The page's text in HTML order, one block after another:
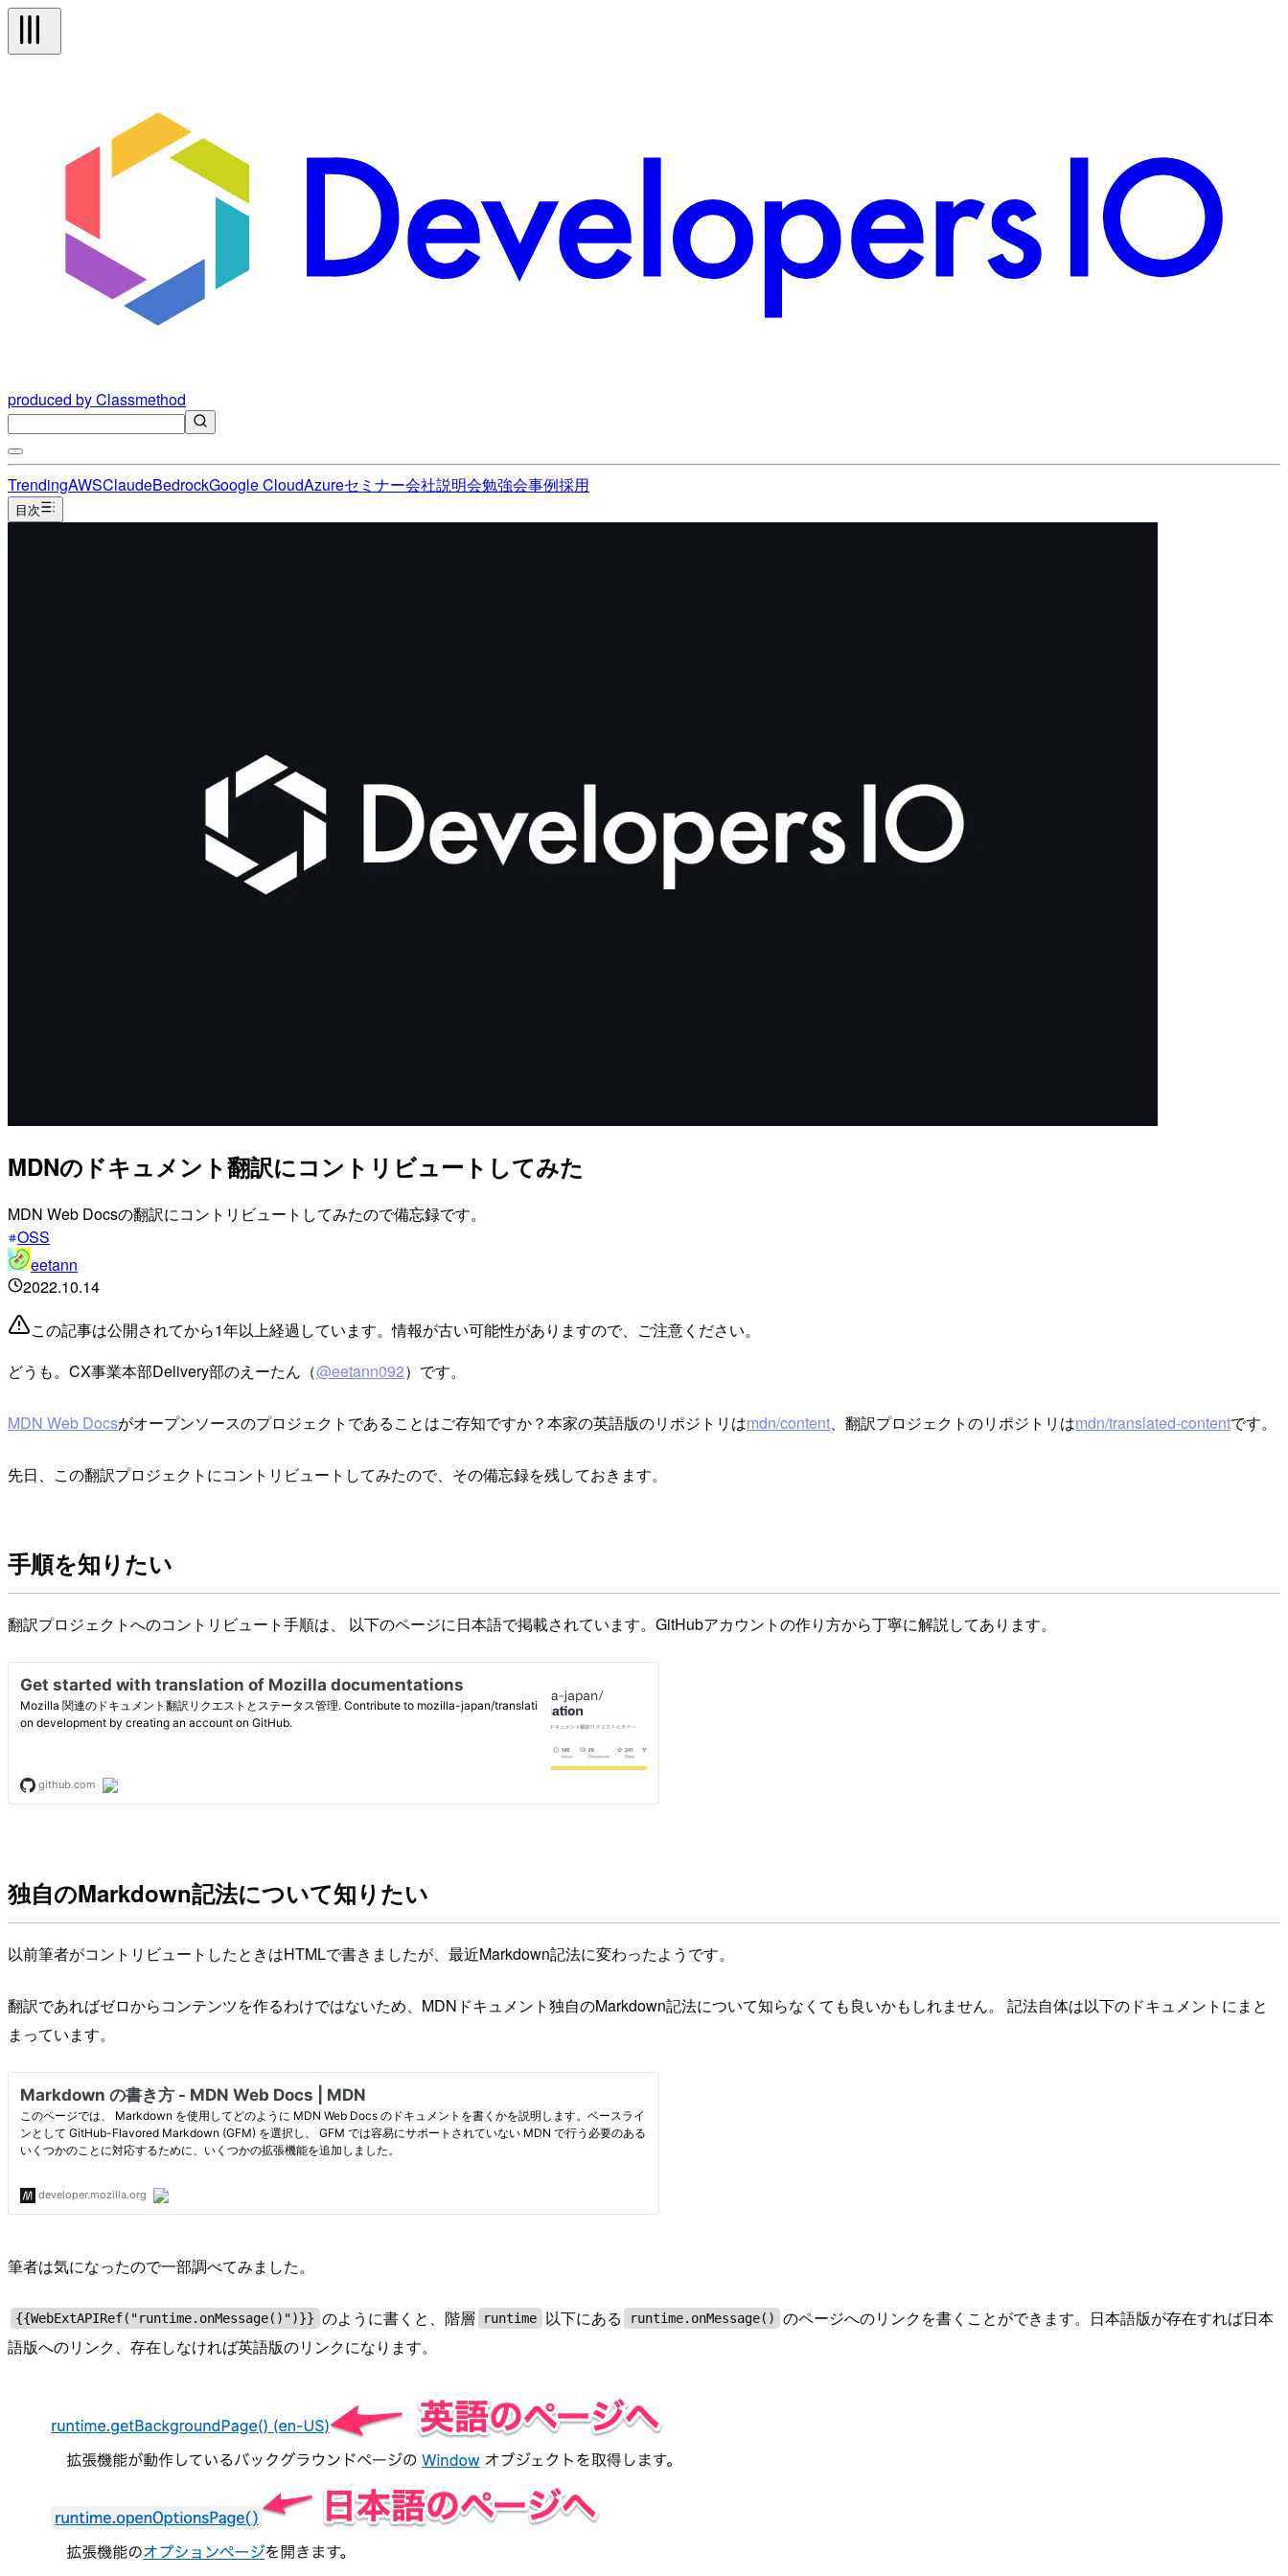
produced by Classmethod
TrendingAWSClaudeBedrockGoogle CloudAzureセミナー会社説明会勉強会事例採用
目次
MDNのドキュメント翻訳にコントリビュートしてみた
MDN Web Docsの翻訳にコントリビュートしてみたので備忘録です。
OSS
eetann
2022.10.14
この記事は公開されてから1年以上経過しています。情報が古い可能性がありますので、ご注意ください。
どうも。CX事業本部Delivery部のえーたん（@eetann092）です。
MDN Web Docsがオープンソースのプロジェクトであることはご存知ですか？本家の英語版のリポジトリはmdn/content、翻訳プロジェクトのリポジトリはmdn/translated-contentです。
先日、この翻訳プロジェクトにコントリビュートしてみたので、その備忘録を残しておきます。
手順を知りたい
翻訳プロジェクトへのコントリビュート手順は、 以下のページに日本語で掲載されています。GitHubアカウントの作り方から丁寧に解説してあります。
独自のMarkdown記法について知りたい
以前筆者がコントリビュートしたときはHTMLで書きましたが、最近Markdown記法に変わったようです。
翻訳であればゼロからコンテンツを作るわけではないため、MDNドキュメント独自のMarkdown記法について知らなくても良いかもしれません。 記法自体は以下のドキュメントにまと
まっています。
筆者は気になったので一部調べてみました。
{{WebExtAPIRef("runtime.onMessage()")}} のように書くと、階層 runtime 以下にある runtime.onMessage()
のページへのリンクを書くことができます。日本語版が存在すれば日本
語版へのリンク、存在しなければ英語版のリンクになります。